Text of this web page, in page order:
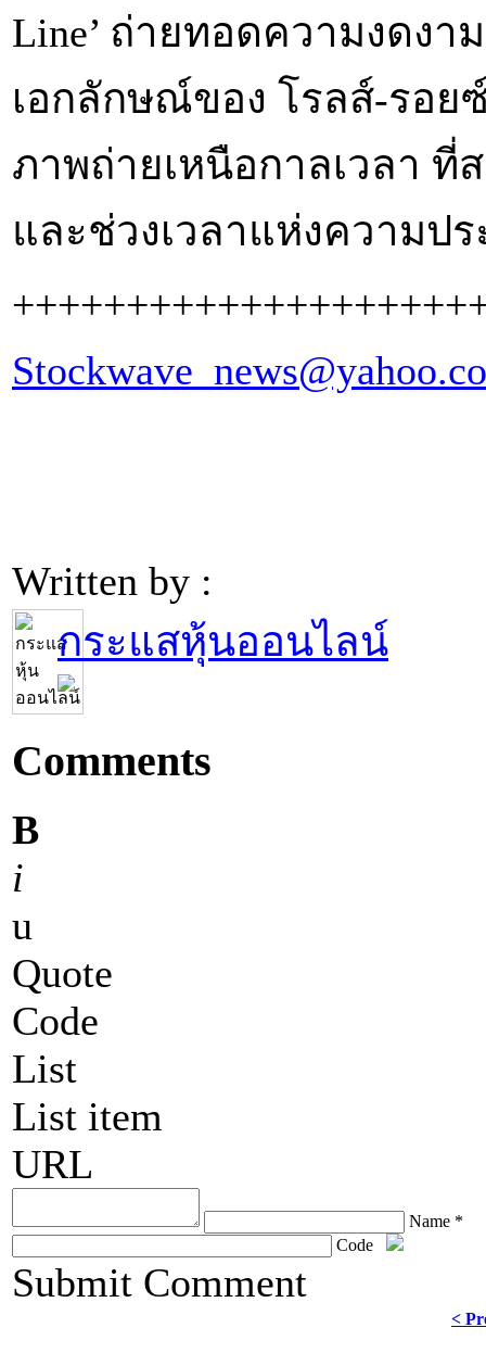
Line’ ถ่ายทอดความงดงา
เอกลักษณ์ของ โรลส์-รอย
ภาพถ่ายเหนือกาลเวลา ที่
และช่วงเวลาแห่งความป
Written by :
กระแสหุ้นออนไลน์
Comments
B
i
u
Quote
Code
List
List item
URL
Name *
Code
Submit Comment
<